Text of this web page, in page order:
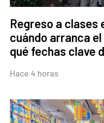
Regreso a clases
cuándo arranca
qué fechas clave
Hace 4 horas